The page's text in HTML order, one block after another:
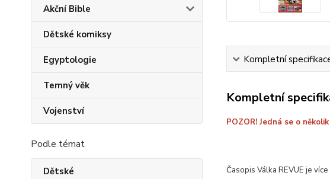
Akční Bible
Dětské komiksy
Egyptologie
Temný věk
Vojenství
Podle témat
Dětské
Kompletní
Kompletní
POZOR! Jedná se o
Časopis Válka REVUE je